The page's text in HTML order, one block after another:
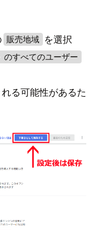
販売地域
を選択
のすべてのユーザー
る可能性があるた